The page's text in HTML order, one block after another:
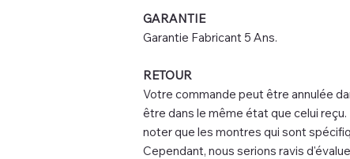
GARANTIE
Garantie Fabricant 5 Ans.
RETOUR
Votre commande peut être annulée
être dans le même état que celui
noter que les montres qui sont
Cependant, nous serions ravis